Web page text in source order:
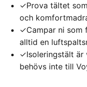
✓Prova tältet
och
✓Campar ni som
alltid en
✓Isoleringstält
behövs inte till